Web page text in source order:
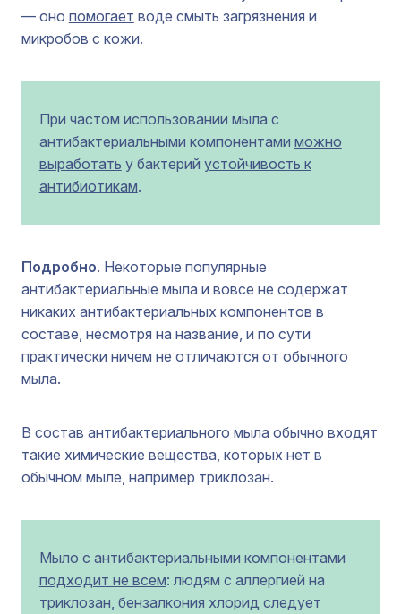
— оно помогает воде смыть загрязнения и
микробов с кожи.
При частом использовании мыла с
антибактериальными компонентами можно
выработать у бактерий устойчивость к
антибиотикам.
Подробно. Некоторые популярные
антибактериальные мыла и вовсе не содержат
никаких антибактериальных компонентов в
составе, несмотря на название, и по сути
практически ничем не отличаются от обычного
мыла.
В состав антибактериального мыла обычно входят
такие химические вещества, которых нет в
обычном мыле, например триклозан.
Мыло с антибактериальными компонентами
подходит не всем: людям с аллергией на
триклозан, бензалкония хлорид следует